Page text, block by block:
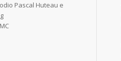
Pascal Huteau e